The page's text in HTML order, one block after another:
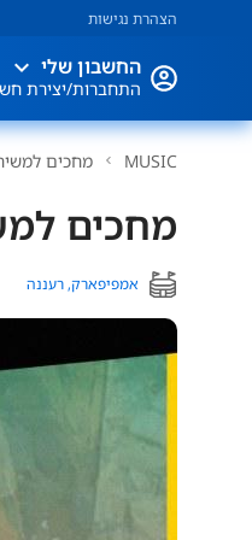
הצהרת נגישות
החשבון שלי expand_more
התחברות/יצירת
MUSIC מחכים למשיח -
מחכים
אמפיפארק, רעננה